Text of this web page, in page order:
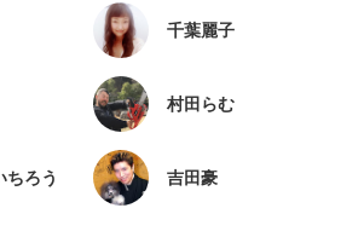
千葉麗子
村田らむ
ちろう 吉田豪